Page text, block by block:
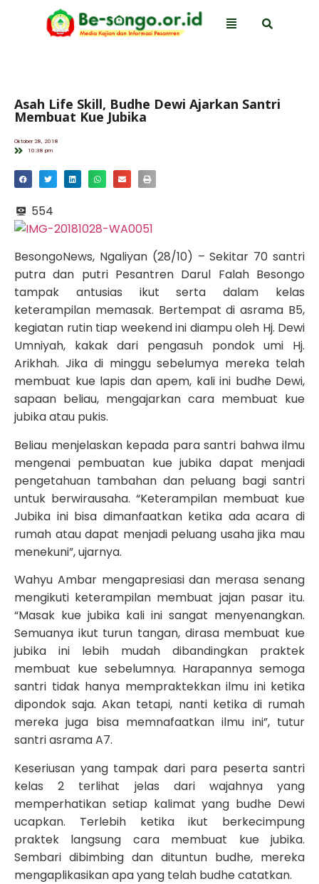
Asah Life Skill, Budhe Dewi Ajarkan Santri
Membuat Kue Jubika
Oktober 28, 2018
10:38 pm
554
BesongoNews, Ngaliyan (28/10) – Sekitar 70 santri
putra dan putri Pesantren Darul Falah Besongo
tampak antusias ikut serta dalam kelas
keterampilan memasak. Bertempat di asrama B5,
kegiatan rutin tiap weekend ini diampu oleh Hj. Dewi
Umniyah, kakak dari pengasuh pondok umi Hj.
Arikhah. Jika di minggu sebelumya mereka telah
membuat kue lapis dan apem, kali ini budhe Dewi,
sapaan beliau, mengajarkan cara membuat kue
jubika atau pukis.
Beliau menjelaskan kepada para santri bahwa ilmu
mengenai pembuatan kue jubika dapat menjadi
pengetahuan tambahan dan peluang bagi santri
untuk berwirausaha. “Keterampilan membuat kue
Jubika ini bisa dimanfaatkan ketika ada acara di
rumah atau dapat menjadi peluang usaha jika mau
menekuni”, ujarnya.
Wahyu Ambar mengapresiasi dan merasa senang
mengikuti keterampilan membuat jajan pasar itu.
“Masak kue jubika kali ini sangat menyenangkan.
Semuanya ikut turun tangan, dirasa membuat kue
jubika ini lebih mudah dibandingkan praktek
membuat kue sebelumnya. Harapannya semoga
santri tidak hanya mempraktekkan ilmu ini ketika
dipondok saja. Akan tetapi, nanti ketika di rumah
mereka juga bisa memnafaatkan ilmu ini”, tutur
santri asrama A7.
Keseriusan yang tampak dari para peserta santri
kelas 2 terlihat jelas dari wajahnya yang
memperhatikan setiap kalimat yang budhe Dewi
ucapkan. Terlebih ketika ikut berkecimpung
praktek langsung cara membuat kue jubika.
Sembari dibimbing dan dituntun budhe, mereka
mengaplikasikan apa yang telah budhe catatkan.